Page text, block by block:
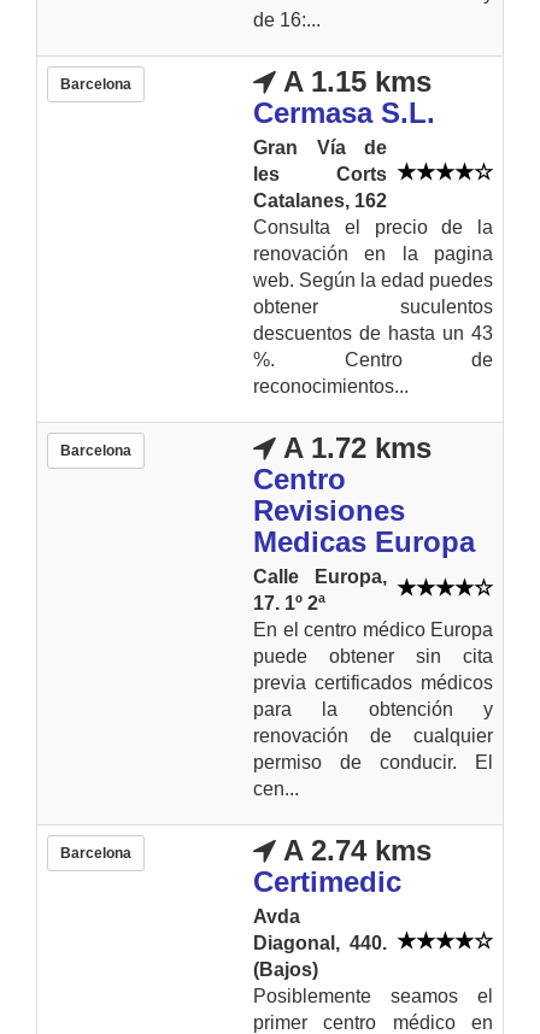
de 16:...
Barcelona
A 1.15 kms
Cermasa S.L.
Gran Vía de
les Corts
Catalanes, 162
Consulta el precio de la
renovación en la pagina
web. Según la edad puedes
obtener suculentos
descuentos de hasta un 43
%. Centro de
reconocimientos...
Barcelona
A 1.72 kms
Centro
Revisiones
Medicas Europa
Calle Europa,
17. 1º 2ª
En el centro médico Europa
puede obtener sin cita
previa certificados médicos
para la obtención y
renovación de cualquier
permiso de conducir. El
cen...
Barcelona
A 2.74 kms
Certimedic
Avda
Diagonal, 440.
(Bajos)
Posiblemente seamos el
primer centro médico en